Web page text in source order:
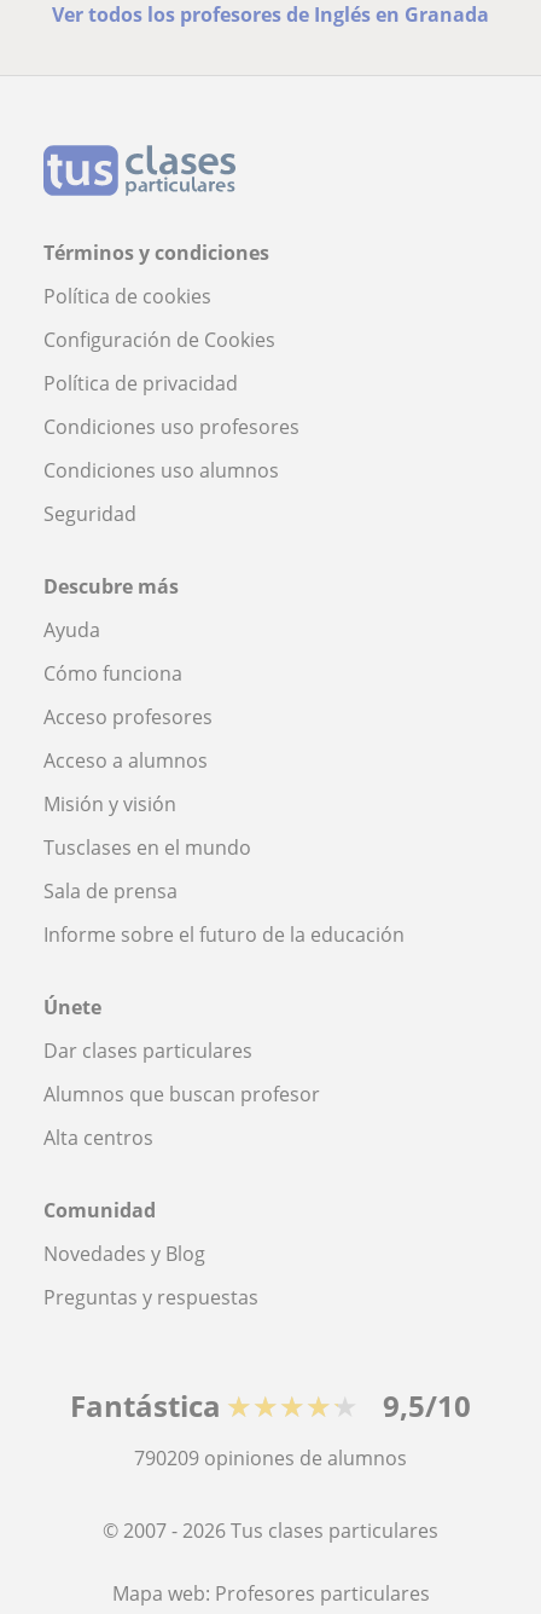
Ver todos los profesores de Inglés en Granada
Términos y condiciones
Política de cookies
Configuración de Cookies
Política de privacidad
Condiciones uso profesores
Condiciones uso alumnos
Seguridad
Descubre más
Ayuda
Cómo funciona
Acceso profesores
Acceso a alumnos
Misión y visión
Tusclases en el mundo
Sala de prensa
Informe sobre el futuro de la educación
Únete
Dar clases particulares
Alumnos que buscan profesor
Alta centros
Comunidad
Novedades y Blog
Preguntas y respuestas
Fantástica ★★★★★ 9,5/10
790209 opiniones de alumnos
© 2007 - 2026 Tus clases particulares
Mapa web: Profesores particulares